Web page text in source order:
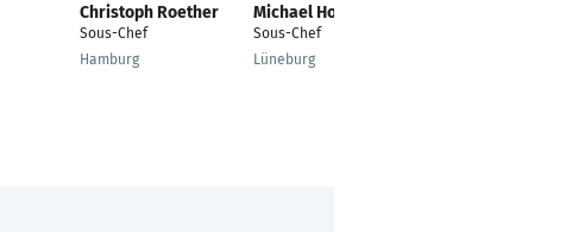
Christoph Roether
Sous-Chef
Hamburg
Michael Hoffmann
Sous-Chef
Lüneburg